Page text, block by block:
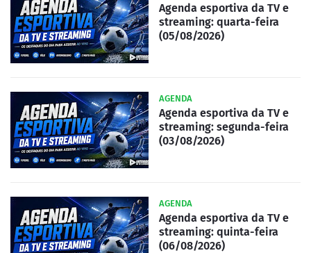
Agenda esportiva da TV e
streaming: quarta-feira
(05/08/2026)
AGENDA
Agenda esportiva da TV e
streaming: segunda-feira
(03/08/2026)
AGENDA
Agenda esportiva da TV e
streaming: quinta-feira
(06/08/2026)